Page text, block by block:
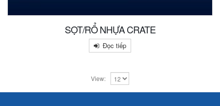
SỌT/RỔ NHỰA CRATE
Đọc tiếp
View: